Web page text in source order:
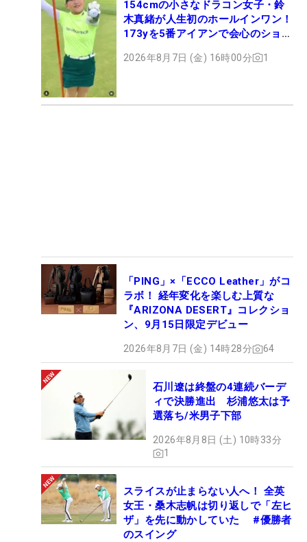
154cmの小さなドラコン女子・鈴
木真緒が人生初のホールインワン！
173yを5番アイアンで会心のショッ
2026年8月7日 (金) 16時00分 1
「PING」×「ECCO Leather」がコ
ラボ！ 経年変化を楽しむ上質な
『ARIZONA DESERT』コレクショ
ン、9月15日限定デビュー
2026年8月7日 (金) 14時28分 64
石川遼は終盤の4連続バーデ
ィで決勝進出 杉浦悠太は予
選落ち/米男子下部
2026年8月8日 (土) 10時33分
1
スライスが止まらない人へ！ 全英
女王・桑木志帆は切り返しで「左ヒ
ザ」を先に動かしていた #優勝者
のスイング